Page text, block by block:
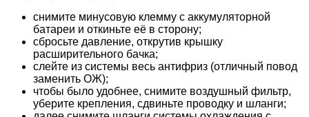
снимите минусовую клемму с аккумуляторной
батареи и откиньте её в сторону;
сбросьте давление, открутив крышку
расширительного бачка;
слейте из системы весь антифриз (отличный повод
заменить ОЖ);
чтобы было удобнее, снимите воздушный фильтр,
уберите крепления, сдвиньте проводку и шланги;